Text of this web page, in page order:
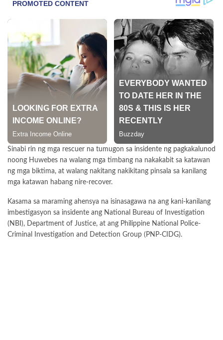
Sinabi rin ng mga rescuer na tumugon sa insidente ng pagkakalunod
noong Huwebes na walang mga timbang na nakakabit sa katawan
ng mga biktima, at walang nakitang nakikitang pinsala sa kanilang
mga katawan habang nire-recover.
Kasama sa maraming ahensya na isinasagawa na ang kani-kanilang
imbestigasyon sa insidente ang National Bureau of Investigation
(NBI), Department of Justice, at ang Philippine National Police-
Criminal Investigation and Detection Group (PNP-CIDG).